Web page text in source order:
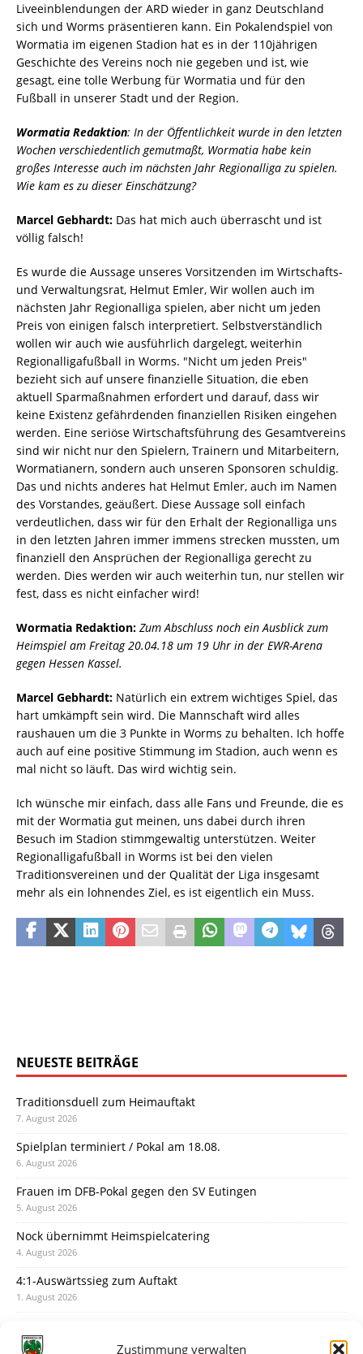
Zustimmung verwalten
Liveeinblendungen der ARD wieder in ganz Deutschland
sich und Worms präsentieren kann. Ein Pokalendspiel von
Wormatia im eigenen Stadion hat es in der 110jährigen
Geschichte des Vereins noch nie gegeben und ist, wie
gesagt, eine tolle Werbung für Wormatia und für den
Fußball in unserer Stadt und der Region.
Wormatia Redaktion: In der Öffentlichkeit wurde in den letzten
Wochen verschiedentlich gemutmaßt, Wormatia habe kein
großes Interesse auch im nächsten Jahr Regionalliga zu spielen.
Wie kam es zu dieser Einschätzung?
Marcel Gebhardt: Das hat mich auch überrascht und ist
völlig falsch!
Es wurde die Aussage unseres Vorsitzenden im Wirtschafts-
und Verwaltungsrat, Helmut Emler, Wir wollen auch im
nächsten Jahr Regionalliga spielen, aber nicht um jeden
Preis von einigen falsch interpretiert. Selbstverständlich
wollen wir auch wie ausführlich dargelegt, weiterhin
Regionalligafußball in Worms. "Nicht um jeden Preis"
bezieht sich auf unsere finanzielle Situation, die eben
aktuell Sparmaßnahmen erfordert und darauf, dass wir
keine Existenz gefährdenden finanziellen Risiken eingehen
werden. Eine seriöse Wirtschaftsführung des Gesamtvereins
sind wir nicht nur den Spielern, Trainern und Mitarbeitern,
Wormatianern, sondern auch unseren Sponsoren schuldig.
Das und nichts anderes hat Helmut Emler, auch im Namen
des Vorstandes, geäußert. Diese Aussage soll einfach
verdeutlichen, dass wir für den Erhalt der Regionalliga uns
in den letzten Jahren immer immens strecken mussten, um
finanziell den Ansprüchen der Regionalliga gerecht zu
werden. Dies werden wir auch weiterhin tun, nur stellen wir
fest, dass es nicht einfacher wird!
Wormatia Redaktion: Zum Abschluss noch ein Ausblick zum
Heimspiel am Freitag 20.04.18 um 19 Uhr in der EWR-Arena
gegen Hessen Kassel.
Marcel Gebhardt: Natürlich ein extrem wichtiges Spiel, das
hart umkämpft sein wird. Die Mannschaft wird alles
raushauen um die 3 Punkte in Worms zu behalten. Ich hoffe
auch auf eine positive Stimmung im Stadion, auch wenn es
mal nicht so läuft. Das wird wichtig sein.
Ich wünsche mir einfach, dass alle Fans und Freunde, die es
mit der Wormatia gut meinen, uns dabei durch ihren
Besuch im Stadion stimmgewaltig unterstützen. Weiter
Regionalligafußball in Worms ist bei den vielen
Traditionsvereinen und der Qualität der Liga insgesamt
mehr als ein lohnendes Ziel, es ist eigentlich ein Muss.
NEUESTE BEITRÄGE
Traditionsduell zum Heimauftakt
7. August 2026
Spielplan terminiert / Pokal am 18.08.
6. August 2026
Frauen im DFB-Pokal gegen den SV Eutingen
5. August 2026
Nock übernimmt Heimspielcatering
4. August 2026
4:1-Auswärtssieg zum Auftakt
1. August 2026
31. Juli 2026